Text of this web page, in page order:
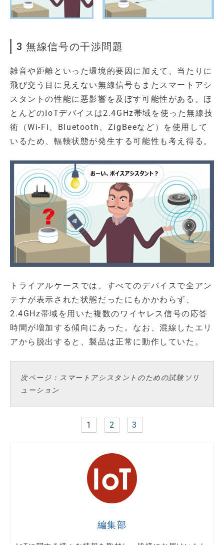
3 無線信号の干渉問題
雑音や距離といった環境的要因に加えて、当たりに
飛び交う目に見えない無線信号もまたスマートアシ
スタントの性能に悪影響を及ぼす可能性がある。ほ
とんどのIoTデバイスは2.4GHz帯域を使った無線技
術（Wi-Fi、Bluetooth、ZigBeeなど）を使用して
いるため、輻輳状態が発生する可能性も考え得る。
トライアルケースでは、すべてのデバイスで全アン
テナが表示された状態だったにもかかわらず、
2.4GHz帯域を用いた複数のワイヤレス信号の応答
時間が増加する傾向にあった。なお、混線したエリ
アから脱出すると、製品は正常に動作していた。
次ページ：スマートアシスタントのための試験ソリ
ューション
1 2 3
編集部